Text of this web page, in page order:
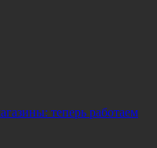
теперь работаем